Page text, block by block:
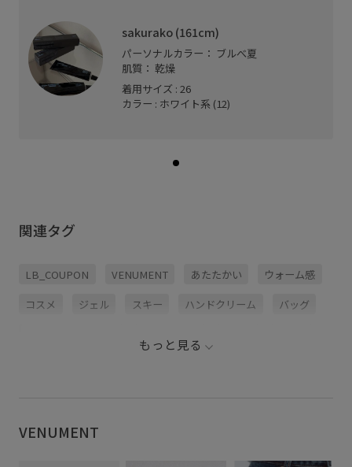
sakurako (161cm)
パーソナルカラー： ブルべ夏
肌質： 乾燥
着用サイズ : 26
カラー : ホワイト系 (12)
関連タグ
LB_COUPON VENUMENT あたたかい ウォーム感
コスメ ジェル スキー ハンドクリーム バッグ
もっと見る
VENUMENT